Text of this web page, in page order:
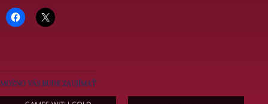
MOŽNO VÁS BUDE ZAUJÍMAŤ